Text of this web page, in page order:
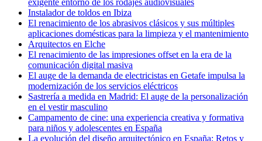
Instalador de toldos en Ibiza
El renacimiento de los abrasivos clásicos y sus múltiples
aplicaciones domésticas para la limpieza y el mantenimiento
Arquitectos en Elche
El renacimiento de las impresiones offset en la era de la
comunicación digital masiva
El auge de la demanda de electricistas en Getafe impulsa la
modernización de los servicios eléctricos
Sastrería a medida en Madrid: El auge de la personalización
en el vestir masculino
Campamento de cine: una experiencia creativa y formativa
para niños y adolescentes en España
La evolución del diseño arquitectónico en España: Retos y